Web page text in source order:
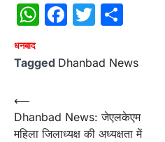
WhatsApp
Facebook
Twitter
धनबाद
Tagged Dhanbad News
Post
navigation
⟵
Dhanbad News: जेएलकेएम
महिला जिलाध्यक्ष की अध्यक्षता में